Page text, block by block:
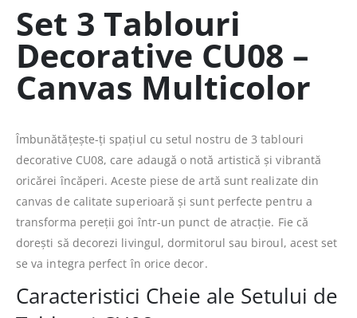
Set 3 Tablouri
Decorative CU08 –
Canvas Multicolor
Îmbunătățește-ți spațiul cu setul nostru de 3 tablouri
decorative CU08, care adaugă o notă artistică și vibrantă
oricărei încăperi. Aceste piese de artă sunt realizate din
canvas de calitate superioară și sunt perfecte pentru a
transforma pereții goi într-un punct de atracție. Fie că
dorești să decorezi livingul, dormitorul sau biroul, acest set
se va integra perfect în orice decor.
Caracteristici Cheie ale Setului de